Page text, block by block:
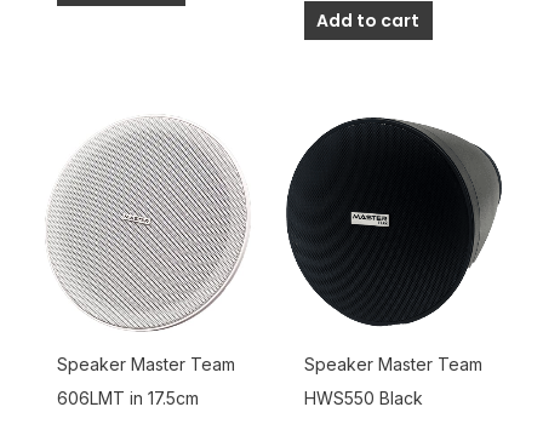
Add to cart
Speaker Master Team
606LMT in 17.5cm
Speaker Master Team
HWS550 Black